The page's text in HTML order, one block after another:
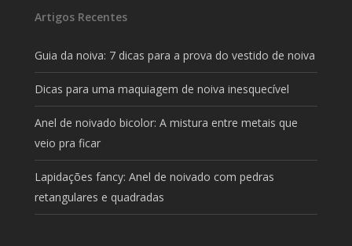
Artigos Recentes
Guia da noiva: 7 dicas para a prova do vestido de noiva
Dicas para uma maquiagem de noiva inesquecível
Anel de noivado bicolor: A mistura entre metais que
veio pra ficar
Lapidações fancy: Anel de noivado com pedras
retangulares e quadradas